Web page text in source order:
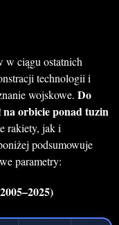
w ciągu ostatnich
technologii i
wojskowe. Do
na orbicie ponad tuzin
rakiety, jak i
podsumowuje
parametry: